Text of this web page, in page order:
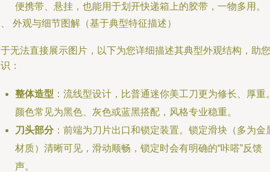
便携带、悬挂，也能用于划开快递箱上的胶带，一物多用。
外观与细节图解（基于典型特征描述）
无法直接展示图片，以下为您详细描述其典型外观结构，助您
：
整体造型 ：流线型设计，比普通迷你美工刀更为修长、厚重
颜色常见为黑色、灰色或蓝黑搭配，风格专业稳重。
刀头部分：前端为刀片出口和锁定装置。锁定滑块（多为金
材质）清晰可见，滑动顺畅，锁定时会有明确的“咔嗒”反馈
声。